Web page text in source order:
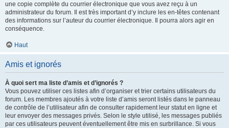
une copie complète du courrier électronique que vous avez reçu à un
administrateur du forum. Il est très important d’y inclure les en-têtes contenant
des informations sur l’auteur du courrier électronique. Il pourra alors agir en
conséquence.
Haut
Amis et ignorés
À quoi sert ma liste d’amis et d’ignorés ?
Vous pouvez utiliser ces listes afin d’organiser et trier certains utilisateurs du
forum. Les membres ajoutés à votre liste d’amis seront listés dans le panneau
de contrôle de l’utilisateur afin de consulter rapidement leur statut en ligne et
leur envoyer des messages privés. Selon le style utilisé, les messages publiés
par ces utilisateurs peuvent éventuellement être mis en surbrillance. Si vous